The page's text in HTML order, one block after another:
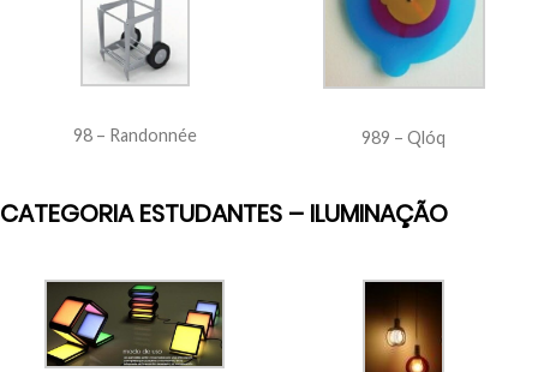
98 – Randonnée 989 – Qlóq
CATEGORIA ESTUDANTES – ILUMINAÇÃO